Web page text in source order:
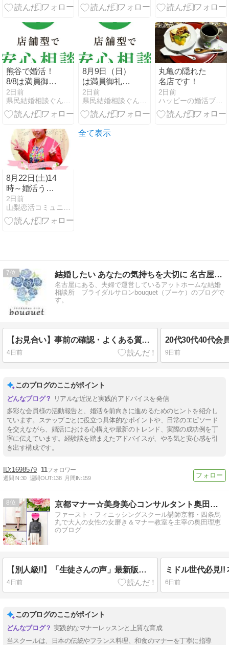
大会で得た新
始
方法
熊谷で婚活！
8/8は満員御礼
です！
2日前
県民結婚相談ぐんま で カリスマ仲人やってます！
8月9日（日）
は満員御礼と
なりました！
2日前
県民結婚相談ぐんま で カリスマ仲人やってます！
丸亀の隠れた
名店です！
2日前
ハッピーの婚活ブログ
8月22日(土)14
時～婚活うま
くいくコツ教
えます！女性
限定の婚活女
2日前
山梨恋活コミュニティ〜wincere〜公式ブログ
全て表示
7 結婚したい あなたの気持ちを大切に 名古屋の結婚相談所ブーケ
名古屋にある、夫婦で運営しているアットホームな結婚
相談所 ブライダルサロンbouquet（ブーケ）のブログで
す。
【お見合い】事前の確認・よくある質問・大切な心構えについて
4日前
20代30代40代会
9日前
このブログのここがポイント
リアルな近況と実践的アドバイスを発信
多彩な会員様の活動報告と、婚活を前向きに進めるためのヒントを紹介し
ています。ステップごとに役立つ具体的なポイントや、日常のエピソード
を交えながら、婚活における心構えや最新のトレンド、実際の成功例を丁
寧に伝えています。経験談を踏まえたアドバイスが、やる気と安心感を引
き出す構成です。
1698579 11
週間IN:30 週間OUT:138 月間IN:159
8 京都マナー☆美身美心コンサルタント奥田理恵のブログです！
ファースト・フィニッシングスクール講師京都・四条烏
丸で大人の女性の女磨き＆マナー教室を主宰の奥田理恵
のブログ
【別人級!!】「生徒さんの声」最新版ＵP！しました♡
4日前 6日前
このブログのここがポイント
実践的なマナーレッスンと上質な育成
当スクールは、日本の伝統やフランス料理、和食のマナーを丁寧に指導